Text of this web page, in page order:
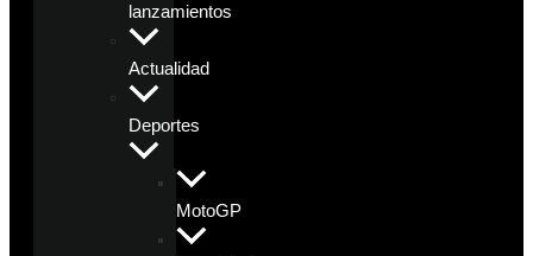
lanzamientos
Actualidad
Deportes
MotoGP